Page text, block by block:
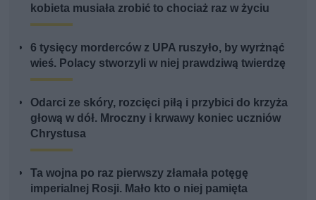
kobieta musiała zrobić to chociaż raz w życiu
6 tysięcy morderców z UPA ruszyło, by wyrżnąć
wieś. Polacy stworzyli w niej prawdziwą twierdzę
Odarci ze skóry, rozcięci piłą i przybici do krzyża
głową w dół. Mroczny i krwawy koniec uczniów
Chrystusa
Ta wojna po raz pierwszy złamała potęgę
imperialnej Rosji. Mało kto o niej pamięta